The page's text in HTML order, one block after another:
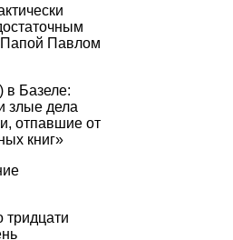
Папой Павлом
в Базеле:
злые дела
отпавшие от
книг»
тридцати